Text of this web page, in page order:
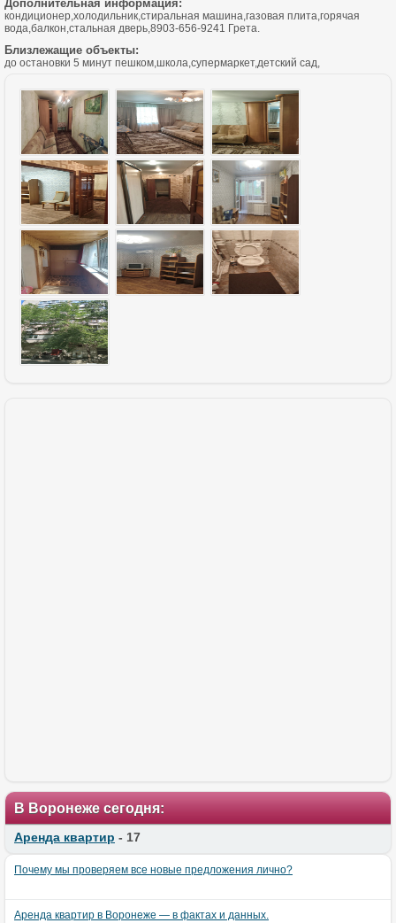
Дополнительная информация:
кондиционер,холодильник,стиральная машина,газовая плита,горячая
вода,балкон,стальная дверь,8903-656-9241 Грета.
Близлежащие объекты:
до остановки 5 минут пешком,школа,супермаркет,детский сад,
В Воронеже сегодня:
Аренда квартир - 17
Почему мы проверяем все новые предложения лично?
Аренда квартир в Воронеже — в фактах и данных.